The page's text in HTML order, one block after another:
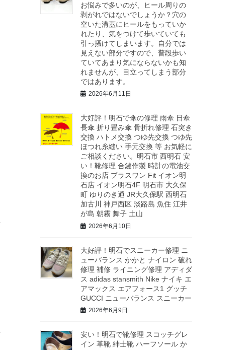
お悩みで多いのが、ヒール周りの
剥がれではないでしょうか？穴の
空いた溝蓋にヒールをもっていか
れたり、気をつけて歩いていても
引っ掻けてしまいます。自分では
見えない部分ですので、普段歩い
ていてあまり気にならないかも知
れませんが、目立ってしまう部分
ではあります。
2026年6月11日
大好評！明石で傘の修理 雨傘 日傘
長傘 折り畳み傘 骨折れ修理 石突き
交換 ハトメ交換 つゆ先交換 つゆ先
ほつれ糸縫い 手元交換 等 お気軽に
ご相談ください。明石市 西明石 安
い！靴修理 合鍵作製 時計の電池交
換のお店 プラスワン Fit イオン明
石店 イオン明石4F 明石市 大久保
町 ゆりのき通 JR大久保駅 西明石
加古川 神戸西区 淡路島 魚住 江井
が島 朝霧 舞子 土山
2026年6月10日
大好評！明石でスニーカー修理 ニ
ューバランス かかと ナイロン 破れ
修理 補修 ライニング修理 アディダ
ス adidas stansmith Nike ナイキ エ
アマックス エアフォース1 グッチ
GUCCI ニューバランス スニーカー
2026年6月9日
安い！明石で靴修理 スコッチグレ
イン 革靴 紳士靴 ハーフソール か